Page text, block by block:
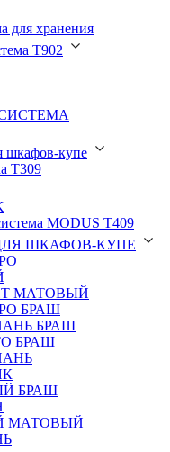
для хранения
Т902
шкафов-купе
Т309
MODUS T409
ШКАФОВ-КУПЕ
МАТОВЫЙ
БРАШ
БРАШ
БРАШ
БРАШ
МАТОВЫЙ